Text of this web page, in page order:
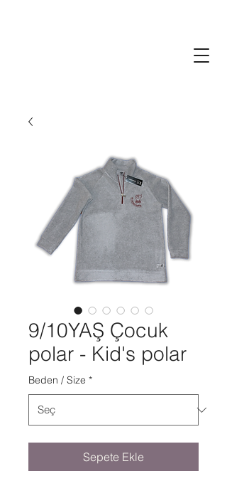
9/10YAŞ Çocuk
polar - Kid's polar
Beden / Size *
Sepete Ekle